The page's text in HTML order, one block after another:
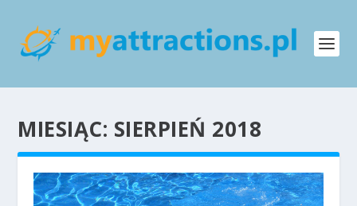
MIESIĄC: SIERPIEŃ 2018